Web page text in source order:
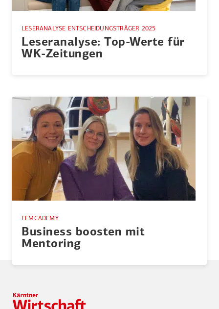
LESERANALYSE ENTSCHEIDUNGSTRÄGER 2025
Leser­analyse: Top-Werte für
WK-Zeitungen
FEMCADEMY
Business boosten mit
Mentoring